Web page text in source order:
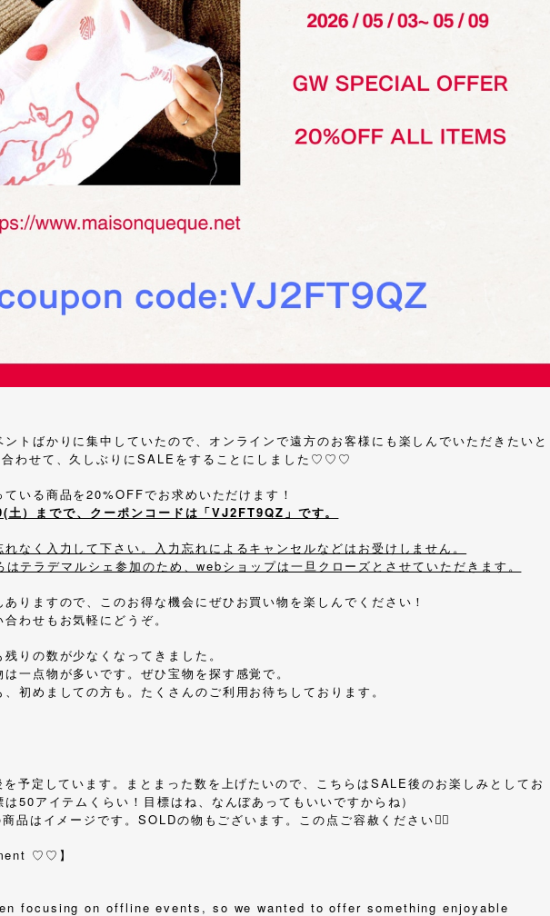
トばかりに集中していたので、オンラインで遠方のお客様にも楽しんでいただきたいと
合わせて、久しぶりにSALEをすることにしました♡♡♡
いる商品を20%OFFでお求めいただけます！
）までで、クーポンコードは「VJ2FT9QZ」です。
なく入力して下さい。入力忘れによるキャンセルなどはお受けしません。
テラデマルシェ参加のため、webショップは一旦クローズとさせていただきます。
りますので、このお得な機会にぜひお買い物を楽しんでください！
わせもお気軽にどうぞ。
りの数が少なくなってきました。
一点物が多いです。ぜひ宝物を探す感覚で。
初めましての方も。たくさんのご利用お待ちしております。
予定しています。まとまった数を上げたいので、こちらはSALE後のお楽しみとしてお
50アイテムくらい！目標はね、なんぼあってもいいですからね）
品はイメージです。SOLDの物もございます。この点ご容赦ください🙇‍♀️
♡♡】
focusing on offline events, so we wanted to offer something enjoyable